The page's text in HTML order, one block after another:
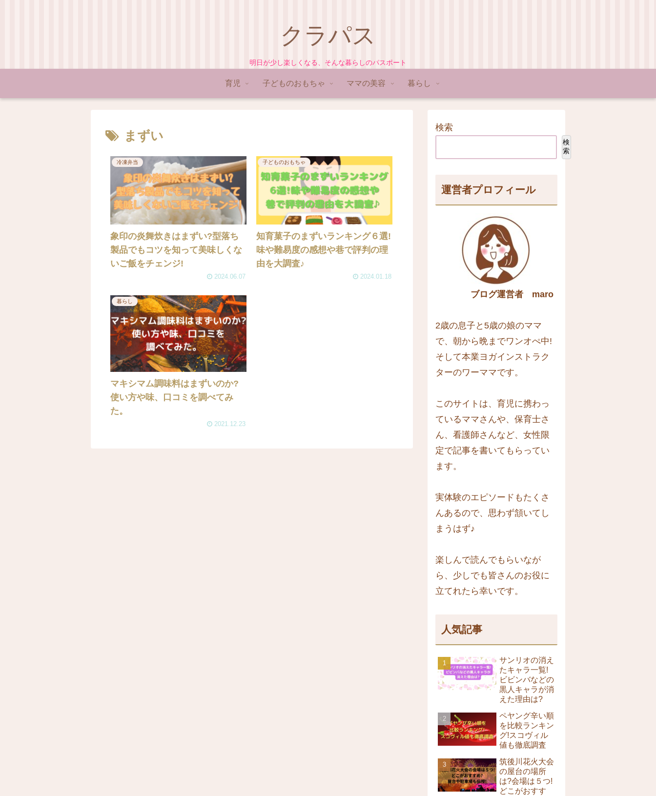
クラパス
明日が少し楽しくなる、そんな暮らしのパスポート
育児 子どものおもちゃ ママの美容 暮らし
まずい
冷凍弁当
象印の炎舞炊きはまずい?型落ち
製品でもコツを知って美味しくな
いご飯をチェンジ!
2024.06.07
子どものおもちゃ
知育菓子のまずいランキング６選!
味や難易度の感想や巷で評判の理
由を大調査♪
2024.01.18
暮らし
マキシマム調味料はまずいのか?
使い方や味、口コミを調べてみ
た。
2021.12.23
検索
検
索
運営者プロフィール
ブログ運営者 maro
2歳の息子と5歳の娘のママ
で、朝から晩までワンオぺ中!
そして本業ヨガインストラク
ターのワーママです。
このサイトは、育児に携わっ
ているママさんや、保育士さ
ん、看護師さんなど、女性限
定で記事を書いてもらってい
ます。
実体験のエピソードもたくさ
んあるので、思わず頷いてし
まうはず♪
楽しんで読んでもらいなが
ら、少しでも皆さんのお役に
立てれたら幸いです。
人気記事
サンリオの消え
たキャラ一覧!
ビビンバなどの
黒人キャラが消
えた理由は?
ペヤング辛い順
を比較ランキン
グ!スコヴィル
値も徹底調査
筑後川花火大会
の屋台の場所
は?会場は５つ!
どこがおすす